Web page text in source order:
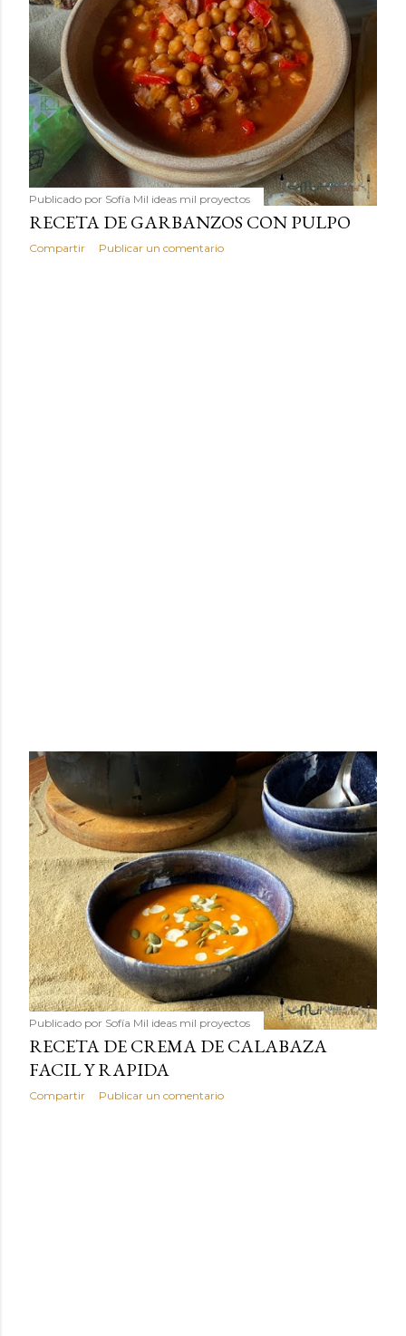
revolucionaria, transformaremos un ingrediente tan
humilde como la alubia de La Bañeza en un snack ligero,
dorado, cargado de proteína y 100% natural. Es el
sustituto perfecto a los frutos se...
Publicado por Sofía Mil ideas mil proyectos
RECETA DE GARBANZOS CON PULPO
Compartir Publicar un comentario
Publicado por Sofía Mil ideas mil proyectos
RECETA DE CREMA DE CALABAZA
FACIL Y RAPIDA
Compartir Publicar un comentario